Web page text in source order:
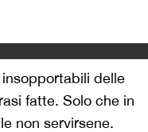
delle
fatte. Solo che in
non servirsene.